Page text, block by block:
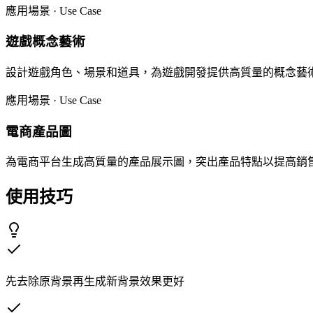
應用場景 · Use Case
遊戲概念藝術
設計遊戲角色、場景和道具，為遊戲開發提供高質量的概念藝
應用場景 · Use Case
電商產品圖
為電商平台生成高質量的產品展示圖，突出產品特點以提高銷
使用技巧
先去除原背景再生成新背景效果更好